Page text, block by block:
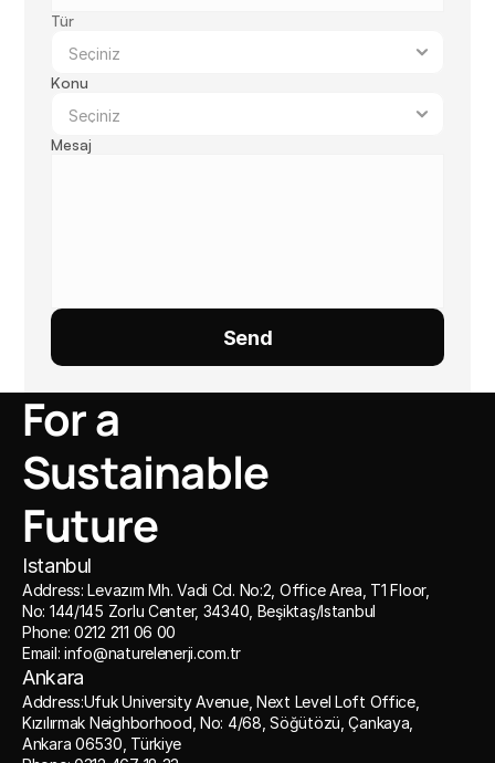
Tür
Konu
Mesaj
Send
For a
Sustainable
Future
Istanbul
Address: Levazım Mh. Vadi Cd. No:2, Office Area, T1 Floor,
No: 144/145 Zorlu Center, 34340, Beşiktaş/Istanbul
Phone: 0212 211 06 00
Email: info@naturelenerji.com.tr
Ankara
Address:Ufuk University Avenue, Next Level Loft Office,
Kızılırmak Neighborhood, No: 4/68, Söğütözü, Çankaya,
Ankara 06530, Türkiye